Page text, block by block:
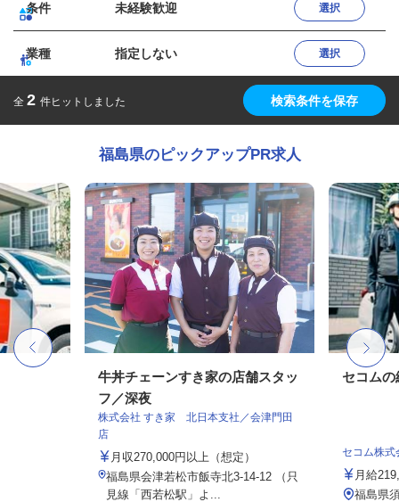
条件 未経験歓迎 選択
業種 指定しない 選択
全 2 件ヒットしました 検索条件を保存
福島県のピックアップPR求人
牛丼チェーンすき家の店舗スタッ
フ／深夜
株式会社 すき家 北日本支社／会津門田
店
月収270,000円以上（想定）
福島県会津若松市飯寺北3-14-12 （只
見線「西若松駅」よ...
セコムの
セコム株式
月給
福島県